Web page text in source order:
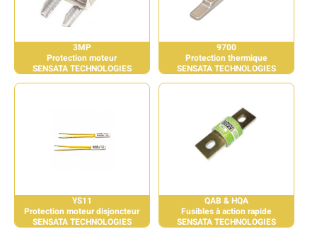
3MP
Protection moteur
SENSATA TECHNOLOGIES
9700
Protection thermique
SENSATA TECHNOLOGIES
YS11
Protection moteur disjoncteur
SENSATA TECHNOLOGIES
QAB & HQA
Fusibles à action rapide
SENSATA TECHNOLOGIES